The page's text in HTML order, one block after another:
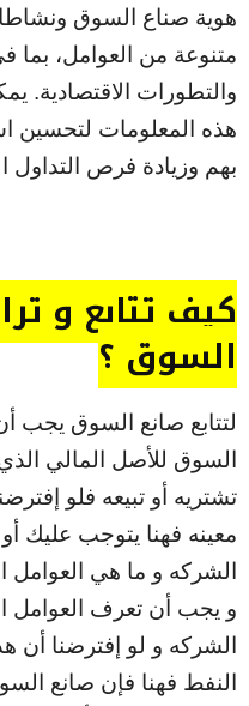
هوية صناع السوق
متنوعة من العوامل، بما
والتطورات الاقتصادية.
هذه المعلومات لتحسين
بهم وزيادة فرص التداول
كيف تتابع و
السوق ؟
لتتابع صانع السوق يجب
السوق للأصل المالي
تشتريه أو تبيعه فلو
معينه فهنا يتوجب عليك
الشركه و ما هي العوامل
و يجب أن تعرف العوامل
الشركه و لو إفترضنا أن
النفط فهنا فإن صانع